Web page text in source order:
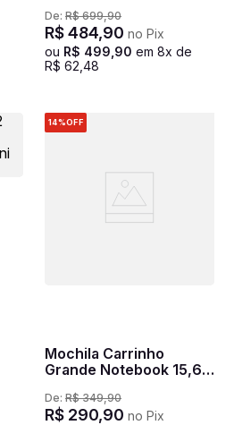
Preto
De: R$ 699,90
R$484,90 no Pix
ou R$ 499 90 em 8x de
R$ 62 48
14%OFF
Mochila Carrinho
Grande Notebook 15,6
De: R$ 349,90
R$ 290,90 no Pix